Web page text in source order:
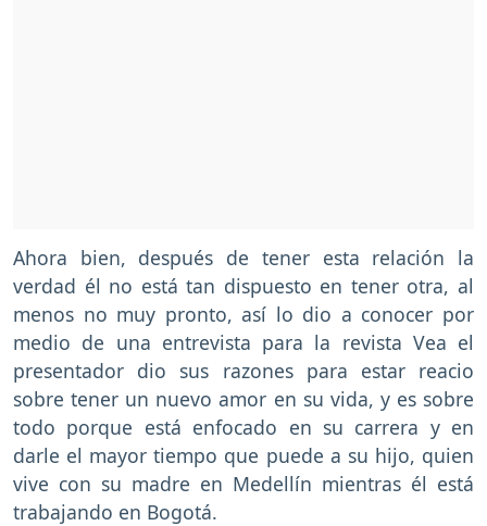
Ahora bien, después de tener esta relación la
verdad él no está tan dispuesto en tener otra, al
menos no muy pronto, así lo dio a conocer por
medio de una entrevista para la revista Vea el
presentador dio sus razones para estar reacio
sobre tener un nuevo amor en su vida, y es sobre
todo porque está enfocado en su carrera y en
darle el mayor tiempo que puede a su hijo, quien
vive con su madre en Medellín mientras él está
trabajando en Bogotá.